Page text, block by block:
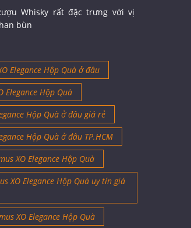
Whisky rất đặc trưng với vị
bùn
Elegance Hộp Quà ở đâu
Elegance Hộp Quà
Hộp Quà ở đâu giá rẻ
Hộp Quà ở đâu TP.HCM
XO Elegance Hộp Quà
XO Elegance Hộp Quà uy tín giá
XO Elegance Hộp Quà